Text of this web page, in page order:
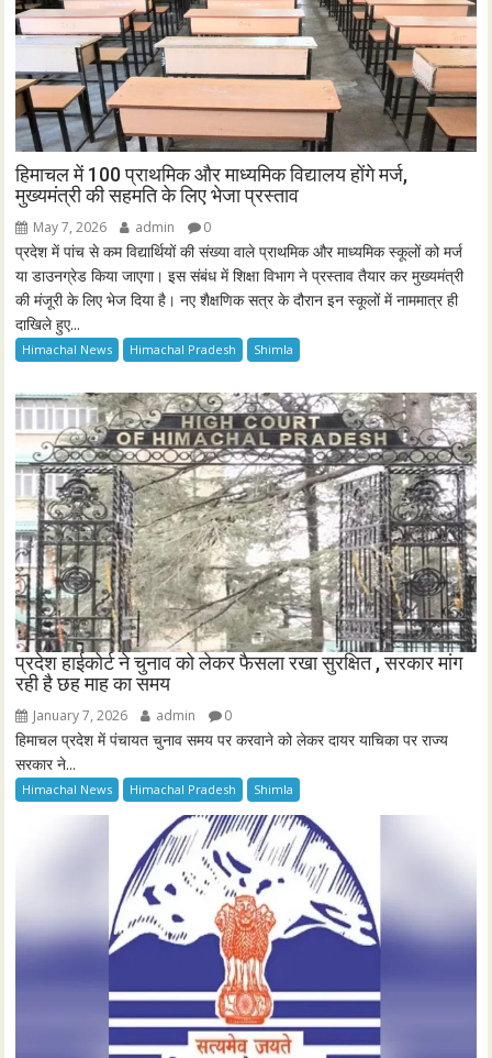
हिमाचल में 100 प्राथमिक और माध्यमिक विद्यालय होंगे मर्ज,
मुख्यमंत्री की सहमति के लिए भेजा प्रस्ताव
May 7, 2026 admin 0
प्रदेश में पांच से कम विद्यार्थियों की संख्या वाले प्राथमिक और माध्यमिक स्कूलों को मर्ज
या डाउनग्रेड किया जाएगा। इस संबंध में शिक्षा विभाग ने प्रस्ताव तैयार कर मुख्यमंत्री
की मंजूरी के लिए भेज दिया है। नए शैक्षणिक सत्र के दौरान इन स्कूलों में नाममात्र ही
दाखिले हुए...
Himachal News Himachal Pradesh Shimla
प्रदेश हाईकोर्ट ने चुनाव को लेकर फैसला रखा सुरक्षित , सरकार मांग
रही है छह माह का समय
January 7, 2026 admin 0
हिमाचल प्रदेश में पंचायत चुनाव समय पर करवाने को लेकर दायर याचिका पर राज्य
सरकार ने...
Himachal News Himachal Pradesh Shimla